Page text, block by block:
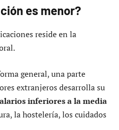
es menor?
reside en la
general, una parte
extranjeros desarrolla su
inferiores a la media
la hostelería, los cuidados